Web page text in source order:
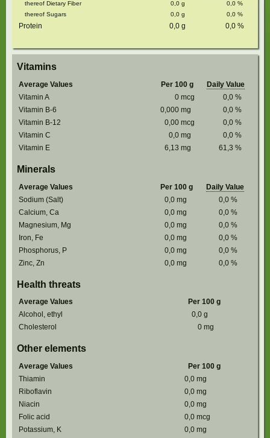
thereof Dietary Fiber 0,0 g 0,0 %
thereof Sugars
0,0 g 0,0 %
Protein 0,0 g 0,0 %
Vitamins
Average Values Per 100 g
Daily Value
Vitamin A
0 mcg 0,0 %
Vitamin B-6
0,000 mg 0,0 %
Vitamin B-12
0,00 mcg 0,0 %
Vitamin C
0,0 mg 0,0 %
Vitamin E
6,13 mg 61,3 %
Minerals
Average Values Per 100 g
Daily Value
Sodium (Salt)
0,0 mg 0,0 %
Calcium, Ca
0,0 mg 0,0 %
Magnesium, Mg
0,0 mg 0,0 %
Iron, Fe
0,0 mg 0,0 %
Phosphorus, P
0,0 mg 0,0 %
Zinc, Zn
0,0 mg 0,0 %
Health threats
Average Values
Per 100 g
Alcohol, ethyl
0,0 g
Cholesterol
0 mg
Other elements
Average Values
Per 100 g
Thiamin
0,0 mg
Riboflavin
0,0 mg
Niacin
0,0 mg
Folic acid
0,0 mcg
Potassium, K
0,0 mg